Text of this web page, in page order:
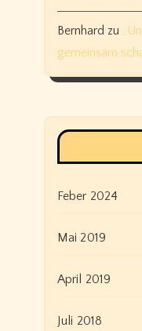
Bernhard zu
gemeinsam
Feber 2024
Mai 2019
April 2019
Juli 2018